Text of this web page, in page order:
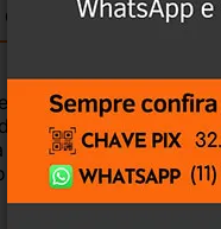
Garantia
do
de reparar o
utilização do crédito
vendedores. A ga...